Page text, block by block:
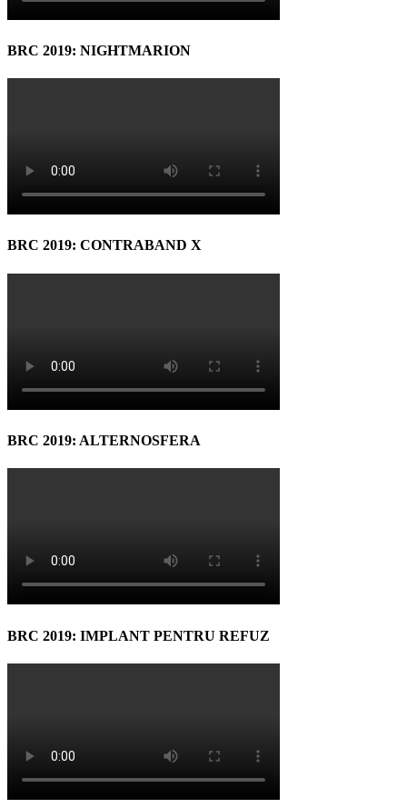
BRC 2019: NIGHTMARION
BRC 2019: CONTRABAND X
BRC 2019: ALTERNOSFERA
BRC 2019: IMPLANT PENTRU REFUZ